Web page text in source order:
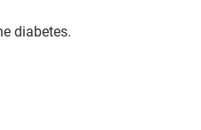
diabetes.